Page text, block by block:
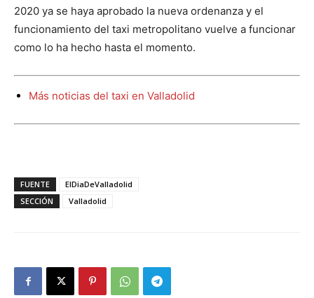
2020 ya se haya aprobado la nueva ordenanza y el
funcionamiento del taxi metropolitano vuelve a funcionar
como lo ha hecho hasta el momento.
Más noticias del taxi en Valladolid
FUENTE
ElDiaDeValladolid
SECCIÓN
Valladolid